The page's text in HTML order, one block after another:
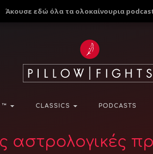
Άκουσε εδώ όλα τα ολοκαίνουρια
™ CLASSICS PODCASTS
αστρολογικές